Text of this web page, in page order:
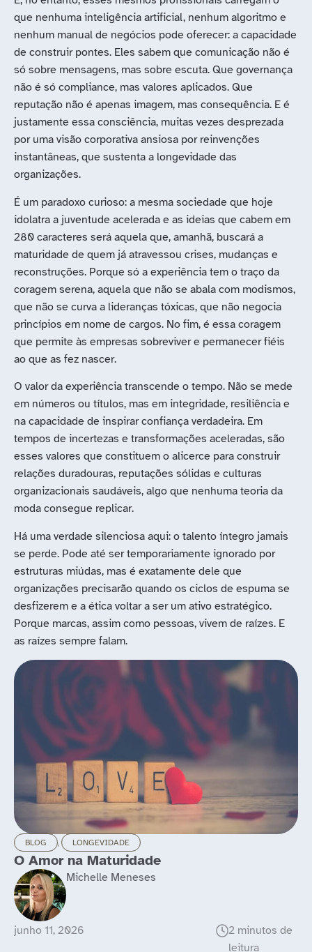
que nenhuma inteligência artificial, nenhum algoritmo e
nenhum manual de negócios pode oferecer: a capacidade
de construir pontes. Eles sabem que comunicação não é
só sobre mensagens, mas sobre escuta. Que governança
não é só compliance, mas valores aplicados. Que
reputação não é apenas imagem, mas consequência. E é
justamente essa consciência, muitas vezes desprezada
por uma visão corporativa ansiosa por reinvenções
instantâneas, que sustenta a longevidade das
organizações.
É um paradoxo curioso: a mesma sociedade que hoje
idolatra a juventude acelerada e as ideias que cabem em
280 caracteres será aquela que, amanhã, buscará a
maturidade de quem já atravessou crises, mudanças e
reconstruções. Porque só a experiência tem o traço da
coragem serena, aquela que não se abala com modismos,
que não se curva a lideranças tóxicas, que não negocia
princípios em nome de cargos. No fim, é essa coragem
que permite às empresas sobreviver e permanecer fiéis
ao que as fez nascer.
O valor da experiência transcende o tempo. Não se mede
em números ou títulos, mas em integridade, resiliência e
na capacidade de inspirar confiança verdadeira. Em
tempos de incertezas e transformações aceleradas, são
esses valores que constituem o alicerce para construir
relações duradouras, reputações sólidas e culturas
organizacionais saudáveis, algo que nenhuma teoria da
moda consegue replicar.
Há uma verdade silenciosa aqui: o talento íntegro jamais
se perde. Pode até ser temporariamente ignorado por
estruturas miúdas, mas é exatamente dele que
organizações precisarão quando os ciclos de espuma se
desfizerem e a ética voltar a ser um ativo estratégico.
Porque marcas, assim como pessoas, vivem de raízes. E
as raízes sempre falam.
maio 29, 2026